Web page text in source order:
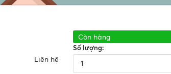
Liên hệ
Còn hàng
Số lượng: